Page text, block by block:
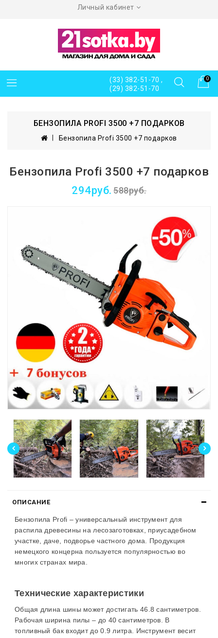
Личный кабинет
0
(33) 382-51-70 ,
(29) 382-51-70
БЕНЗОПИЛА PROFI 3500 +7 ПОДАРКОВ
Бензопила Profi 3500 +7 подарков
Бензопила Profi 3500 +7 подарков
294руб. 588руб.
ОПИСАНИЕ
Бензопила Profi –универсальный инструмент для
распила древесины на лесозаготовках,
приусадебном
участке, даче, подворье частного дома. Продукция
немецкого концерна пользуется популярностью во
многих странах мира.
Технические характеристики
Общая длина шины может достигать 46.8 сантиметров.
Рабочая ширина пилы – до 40 сантиметров. В
топливный бак входит до 0.9 литра. Инструмент весит